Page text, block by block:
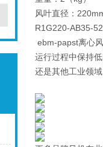
风叶直径：
R1G220-AB35-
ebm-papst离心
运行过程中保持
还是其他工业领